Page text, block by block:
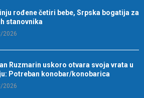
rođene četiri bebe, Srpska bogatija za
stanovnika
2026
Ruzmarin uskoro otvara svoja vrata u
Potreban konobar/konobarica
2026